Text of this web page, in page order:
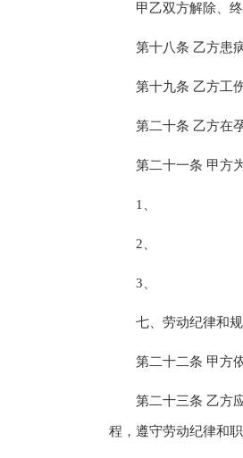
甲乙双方解除、终
第十八条 乙方患病
第十九条 乙方工伤
第二十条 乙方在孕
第二十一条 甲方为
1、
2、
3、
七、劳动纪律和规
第二十二条 甲方依
第二十三条 乙方应
程，遵守劳动纪律和职